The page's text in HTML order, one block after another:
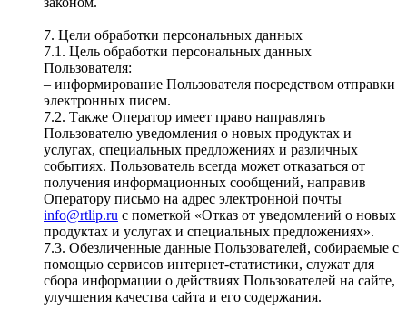
7. Цели обработки персональных данных
7.1. Цель обработки персональных данных
Пользователя:
– информирование Пользователя посредством отправки
электронных писем.
7.2. Также Оператор имеет право направлять
Пользователю уведомления о новых продуктах и
услугах, специальных предложениях и различных
событиях. Пользователь всегда может отказаться от
получения информационных сообщений, направив
Оператору письмо на адрес электронной почты
info@rtlip.ru с пометкой «Отказ от уведомлений о новых
продуктах и услугах и специальных предложениях».
7.3. Обезличенные данные Пользователей, собираемые с
помощью сервисов интернет-статистики, служат для
сбора информации о действиях Пользователей на сайте,
улучшения качества сайта и его содержания.